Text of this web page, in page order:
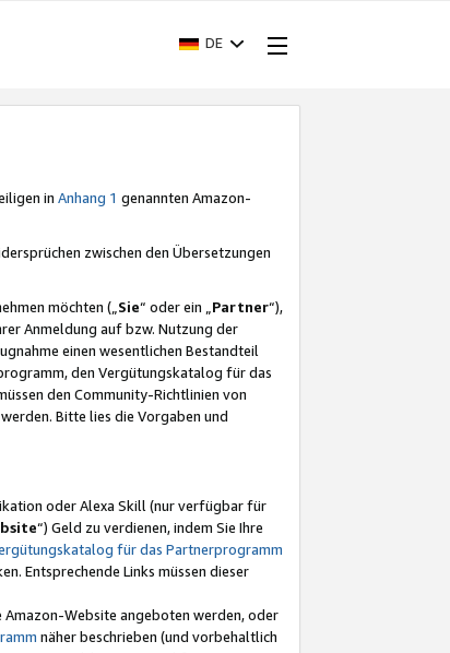
DE
in Anhang 1 genannten Amazon-
zwischen den Übersetzungen
möchten („Sie“ oder ein „Partner“),
Anmeldung auf bzw. Nutzung der
einen wesentlichen Bestandteil
den Vergütungskatalog für das
den Community-Richtlinien von
Bitte lies die Vorgaben und
oder Alexa Skill (nur verfügbar für
“) Geld zu verdienen, indem Sie Ihre
für das Partnerprogramm
Entsprechende Links müssen dieser
Amazon-Website angeboten werden, oder
näher beschrieben (und vorbehaltlich